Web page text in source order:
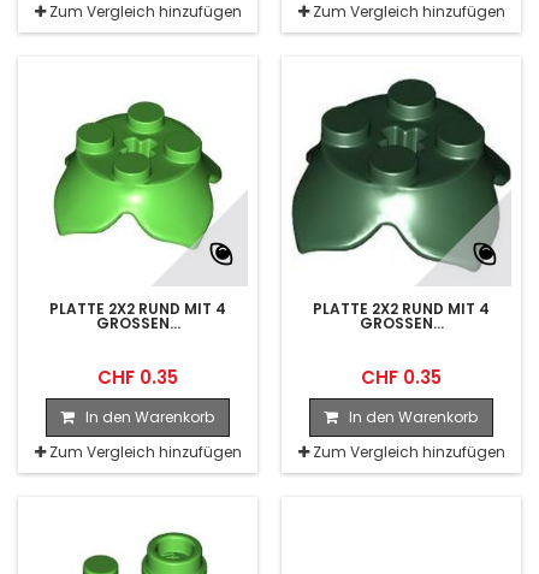
Zum Vergleich hinzufügen
Zum Vergleich hinzufügen
PLATTE 2X2 RUND MIT 4
GROSSEN...
CHF 0.35
In den Warenkorb
Zum Vergleich hinzufügen
PLATTE 2X2 RUND MIT 4
GROSSEN...
CHF 0.35
In den Warenkorb
Zum Vergleich hinzufügen